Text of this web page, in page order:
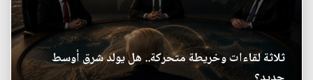
ثلاثة لقاءات وخريطة متحركة.. هل يولد شرق أوسط